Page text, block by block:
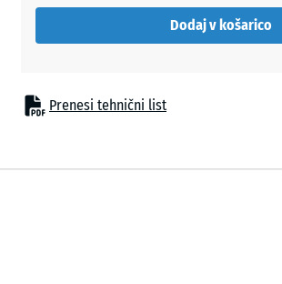
granit
Dodaj v košarico
Prenesi tehnični list